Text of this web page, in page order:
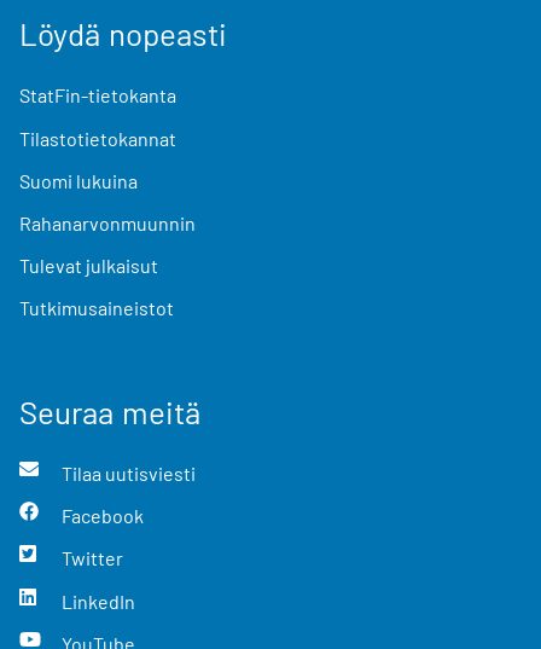
Löydä nopeasti
StatFin-tietokanta
Tilastotietokannat
Suomi lukuina
Rahanarvonmuunnin
Tulevat julkaisut
Tutkimusaineistot
Seuraa meitä
Tilaa uutisviesti
Facebook
Twitter
LinkedIn
YouTube